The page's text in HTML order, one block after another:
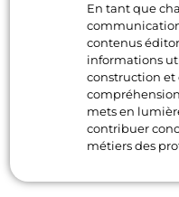
En tant que
communication
contenus
informations
construction et
mets en
contribuer
métiers des